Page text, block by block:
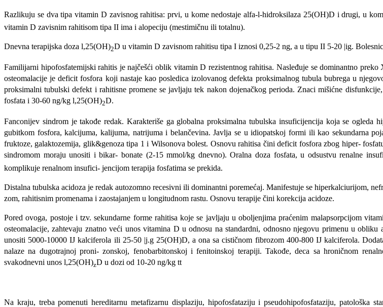
Razlikuju se dva tipa vitamin D zavisnog rahiti­sa: prvi, u kome nedostaje alfa-l-hidroksilaza 25(OH)D i drugi, u
vitamin D zavisnim rahitisom tipa II ima i alopeciju (mestimičnu ili totalnu).
Dnevna terapijska doza l,25(OH)2D u vitamin D zavisnom rahitisu tipa I iznosi 0,25-2 ng, a u tipu II 5-20 |ig.
Familijarni hipofosfatemijski rahitis je najčešći oblik vitamin D rezistentnog rahiti­sa. Nasleđuje se dominantno
osteomalacije je deficit fosfora koji nastaje kao posledica izolovanog defekta proksimalnog tubula bubrega u
proksimalni tubulski defekt i rahitisne promene se javljaju tek nakon dojenačkog perio­da. Znaci mišićne
fosfata i 30-60 ng/kg l,25(OH)2D.
Fanconijev sindrom je takođe redak. Karakteriše ga globalna proksimalna tubulska insuficijencija koja se
gubitkom fosfora, kalcijuma, kalijuma, natrijuma i belančevina. Javlja se u idiopatskoj formi ili kao sekundarna
fruktoze, galaktozemija, glik&genoza tipa 1 i Wilsonova bolest. Osnovu rahitisa čini deficit fosfora zbog hiper-
sindromom moraju unositi i bikar- bonate (2-15 mmol/kg dnevno). Oralna doza fosfata, u odsustvu renalne
komplikuje renalnom insufici- jencijom terapija fosfatima se prekida.
Distalna tubulska acidoza je redak autozomno recesivni ili domi­nantni poremećaj. Manifestuje se hiperkalciurijom,
zom, rahitisnim promenama i zaostajanjem u longitudnom rastu. Osnovu terapije čini korekcija acidoze.
Pored ovoga, postoje i tzv. sekundarne forme rahitisa koje se jav­ljaju u oboljenjima praćenim malapsorpcijom
osteomalacije, zahtevaju znatno veći unos vitamina D u odnosu na standardni, odnosno njegovu primenu u
unositi 5000-10000 IJ kalciferola ili 25-50 |j.g 25(OH)D, a ona sa cističnom fibrozom 400-800 IJ kalciferola.
nalaze na dugotrajnoj proni- zonskoj, fenobarbitonskoj i fenitoinskoj terapiji. Takođe, deca sa hroničnom
svakodnevni unos l,25(OH)zD u dozi od 10-20 ng/kg tt
Na kraju, treba pomenuti hereditarnu metafizarnu displaziju, hipofosfataziju i pseudohipofosfataziju, patološka